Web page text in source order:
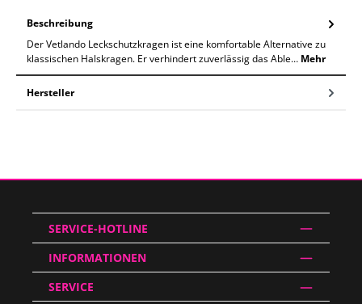
Beschreibung
Der Vetlando Leckschutzkragen ist eine komfortable Alternative zu
klassischen Halskragen. Er verhindert zuverlässig das Able… Mehr
Hersteller
SERVICE-HOTLINE
INFORMATIONEN
SERVICE